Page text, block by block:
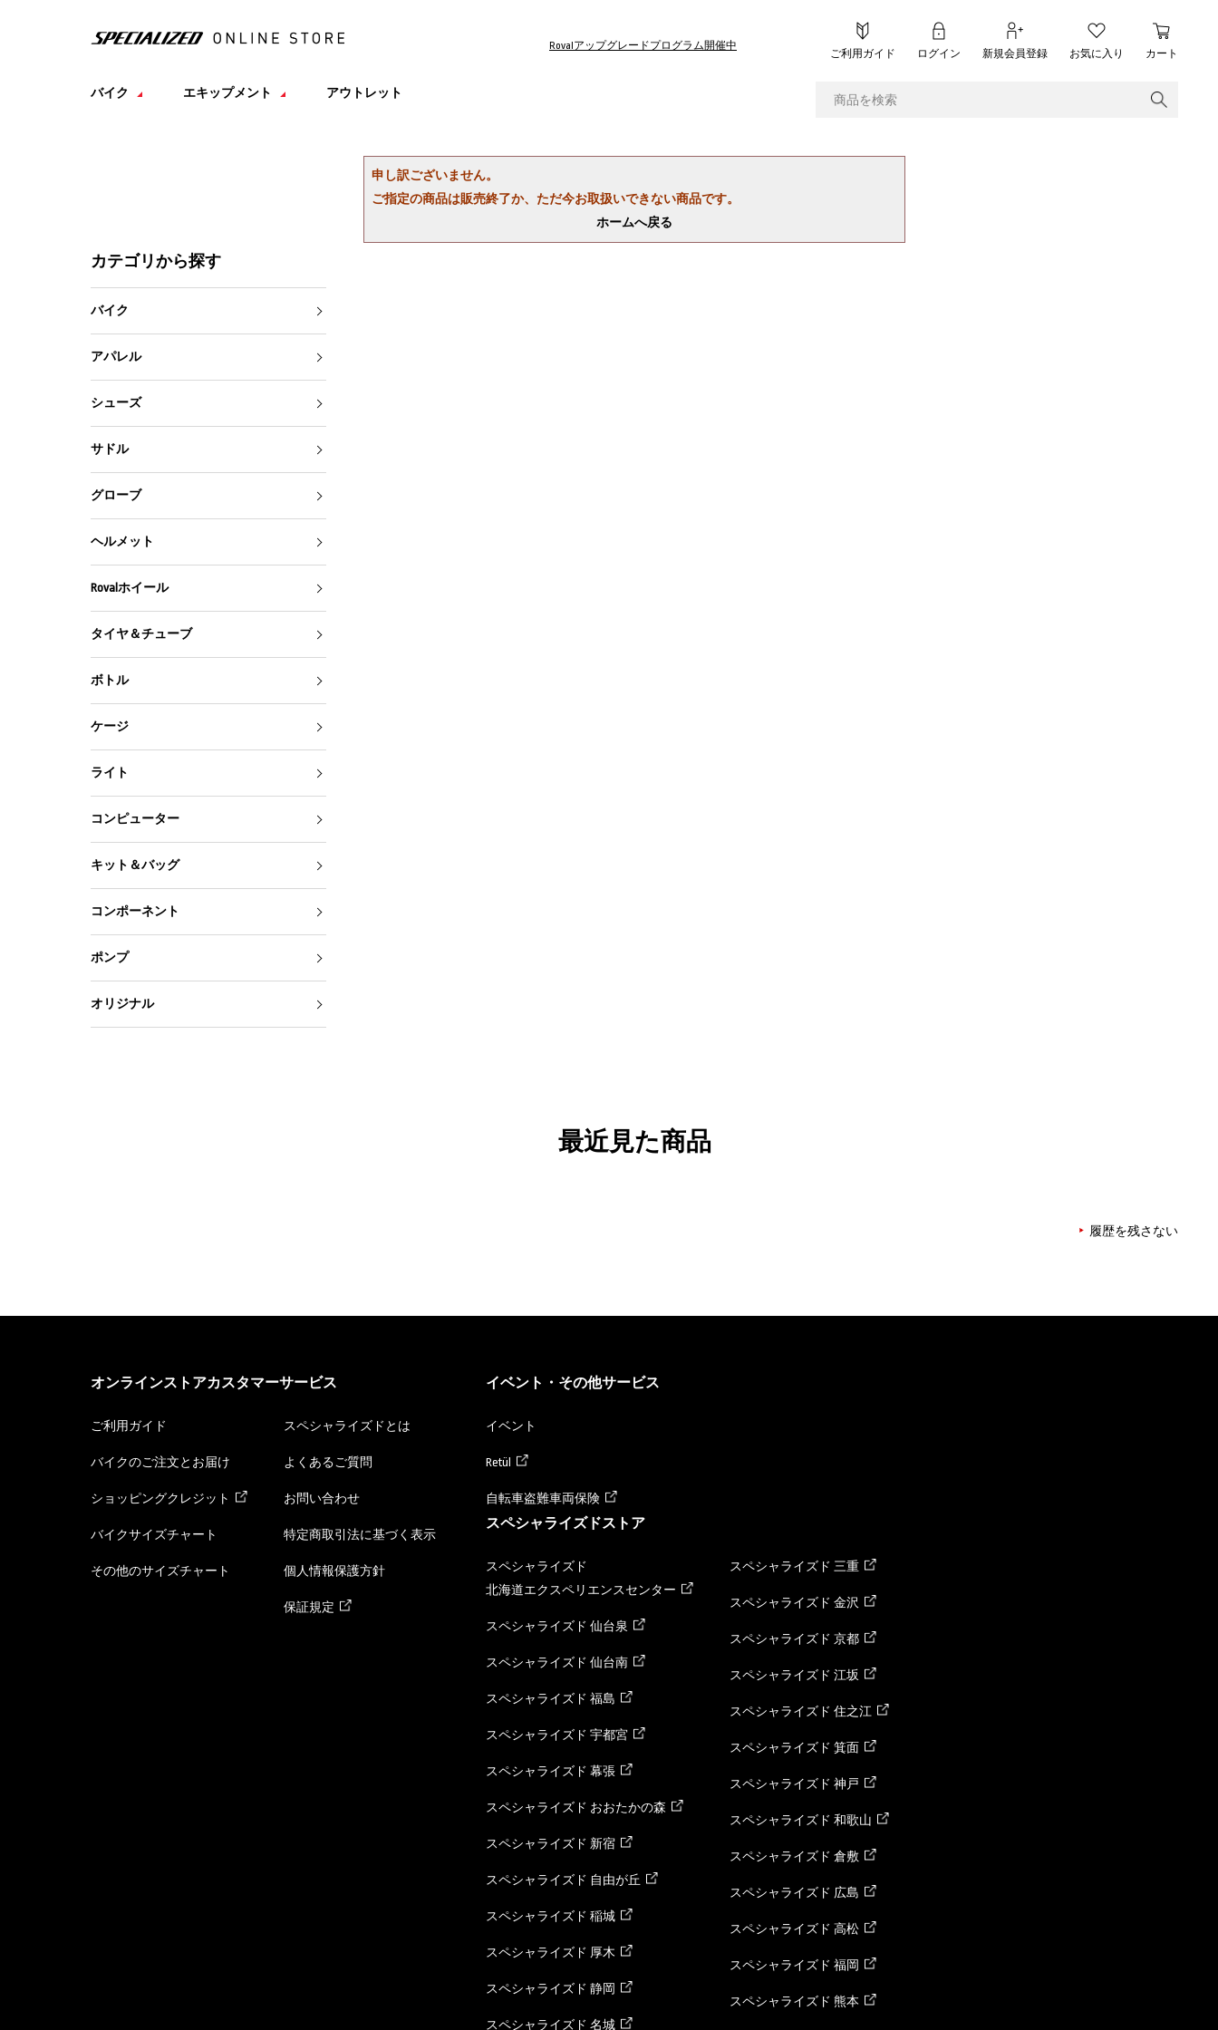
Rovalアップグレードプログラム開催中
ご利用ガイド ログイン 新規会員登録 お気に入り カート
バイク エキップメント アウトレット
申し訳ございません。
ご指定の商品は販売終了か、ただ今お取扱いできない商品です。
ホームへ戻る
カテゴリから探す
バイク
アパレル
シューズ
サドル
グローブ
ヘルメット
Rovalホイール
タイヤ＆チューブ
ボトル
ケージ
ライト
コンピューター
キット＆バッグ
コンポーネント
ポンプ
オリジナル
最近見た商品
履歴を残さない
オンラインストアカスタマーサービス
ご利用ガイド
バイクのご注文とお届け
ショッピングクレジット
バイクサイズチャート
その他のサイズチャート
スペシャライズドとは
よくあるご質問
お問い合わせ
特定商取引法に基づく表示
個人情報保護方針
保証規定
イベント・その他サービス
イベント
Retül
自転車盗難車両保険
スペシャライズドストア
スペシャライズド
北海道エクスペリエンスセンター
スペシャライズド 仙台泉
スペシャライズド 仙台南
スペシャライズド 福島
スペシャライズド 宇都宮
スペシャライズド 幕張
スペシャライズド おおたかの森
スペシャライズド 新宿
スペシャライズド 自由が丘
スペシャライズド 稲城
スペシャライズド 厚木
スペシャライズド 静岡
スペシャライズド 名城
スペシャライズド 三重
スペシャライズド 金沢
スペシャライズド 京都
スペシャライズド 江坂
スペシャライズド 住之江
スペシャライズド 箕面
スペシャライズド 神戸
スペシャライズド 和歌山
スペシャライズド 倉敷
スペシャライズド 広島
スペシャライズド 高松
スペシャライズド 福岡
スペシャライズド 熊本